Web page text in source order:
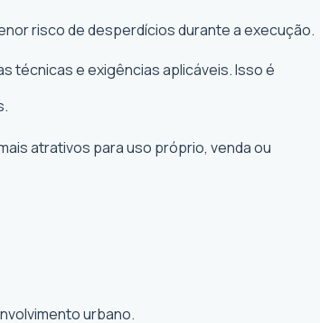
risco de desperdícios durante a execução.
técnicas e exigências aplicáveis. Isso é
atrativos para uso próprio, venda ou
urbano.